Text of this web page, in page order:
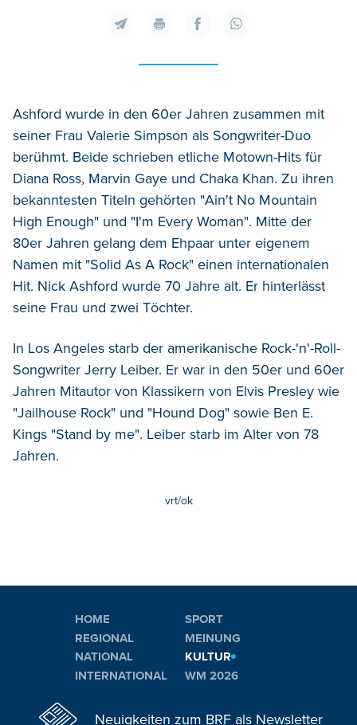
Ashford wurde in den 60er Jahren zusammen mit
seiner Frau Valerie Simpson als Songwriter-Duo
berühmt. Beide schrieben etliche Motown-Hits für
Diana Ross, Marvin Gaye und Chaka Khan. Zu ihren
bekanntesten Titeln gehörten "Ain't No Mountain
High Enough" und "I'm Every Woman". Mitte der
80er Jahren gelang dem Ehpaar unter eigenem
Namen mit "Solid As A Rock" einen internationalen
Hit. Nick Ashford wurde 70 Jahre alt. Er hinterlässt
seine Frau und zwei Töchter.
In Los Angeles starb der amerikanische Rock-'n'-Roll-
Songwriter Jerry Leiber. Er war in den 50er und 60er
Jahren Mitautor von Klassikern von Elvis Presley wie
"Jailhouse Rock" und "Hound Dog" sowie Ben E.
Kings "Stand by me". Leiber starb im Alter von 78
Jahren.
vrt/ok
HOME
REGIONAL
NATIONAL
INTERNATIONAL
SPORT
MEINUNG
KULTUR
WM 2026
Neuigkeiten zum BRF als Newsletter